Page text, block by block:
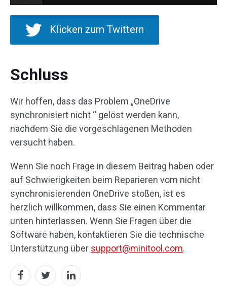
Klicken zum Twittern
Schluss
Wir hoffen, dass das Problem „OneDrive
synchronisiert nicht “ gelöst werden kann,
nachdem Sie die vorgeschlagenen Methoden
versucht haben.
Wenn Sie noch Frage in diesem Beitrag haben oder
auf Schwierigkeiten beim Reparieren vom nicht
synchronisierenden OneDrive stoßen, ist es
herzlich willkommen, dass Sie einen Kommentar
unten hinterlassen. Wenn Sie Fragen über die
Software haben, kontaktieren Sie die technische
Unterstützung über support@minitool.com.